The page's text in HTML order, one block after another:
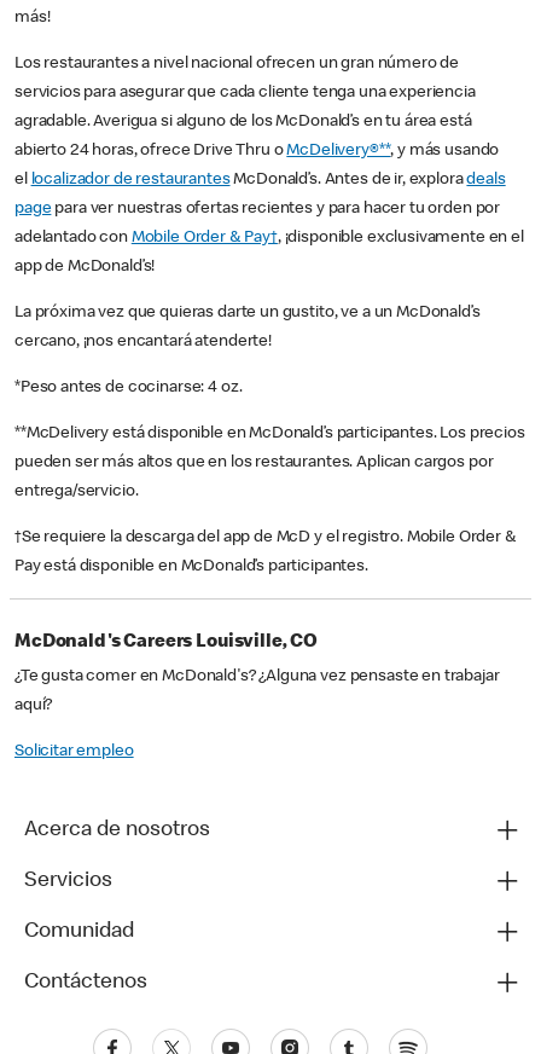
más!
Los restaurantes a nivel nacional ofrecen un gran número de
servicios para asegurar que cada cliente tenga una experiencia
agradable. Averigua si alguno de los McDonald’s en tu área está
abierto 24 horas, ofrece Drive Thru oMcDelivery®**, y más usando
el localizador de restaurantesMcDonald’s. Antes de ir, exploradeals
pagepara ver nuestras ofertas recientes y para hacer tu orden por
adelantado con Mobile Order & Pay†, ¡disponible exclusivamente en el
app de McDonald’s!
La próxima vez que quieras darte un gustito, ve a un McDonald’s
cercano, ¡nos encantará atenderte!
*Peso antes de cocinarse: 4 oz.
**McDelivery está disponible en McDonald’s participantes. Los precios
pueden ser más altos que en los restaurantes. Aplican cargos por
entrega/servicio.
†Se requiere la descarga del app de McD y el registro. Mobile Order &
Pay está disponible en McDonald’s participantes.
McDonald's Careers Louisville, CO
¿Te gusta comer en McDonald's? ¿Alguna vez pensaste en trabajar
aquí?
Solicitar empleo
Acerca de nosotros
Servicios
Comunidad
Contáctenos